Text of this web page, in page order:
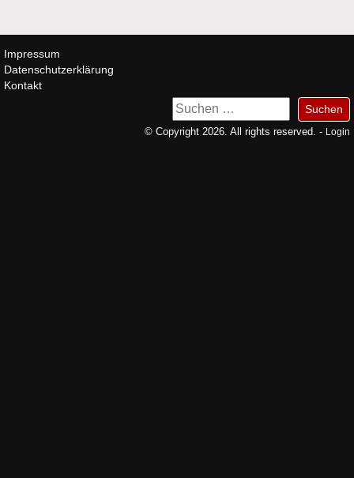
Impressum
Datenschutzerklärung
Kontakt
Suchen
nach:
© Copyright 2026. All rights reserved. - Login